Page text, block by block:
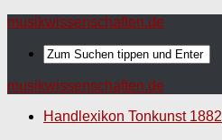
musikwissenschaften.de
musikwissenschaften.de
Handlexikon Tonkunst 1882